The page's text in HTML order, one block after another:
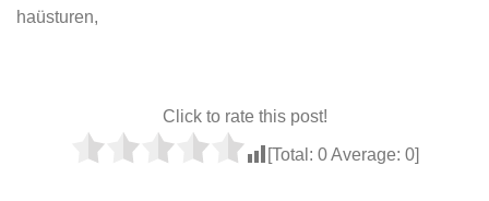
haüsturen,
Click to rate this post!
[Total: 0Average: 0]